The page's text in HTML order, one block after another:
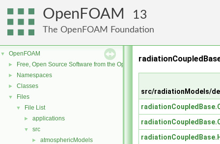
OpenFOAM 13
The OpenFOAM Foundation
▼ OpenFOAM
► Free, Open Source Software from the OpenFOAM Foundation
► Namespaces
► Classes
▼ Files
▼ File List
► applications
▼ src
► atmosphericModels
src/radiationModels/